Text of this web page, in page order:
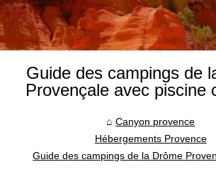
Guide des campings de
Provençale avec piscine
Canyon provence
Hébergements Provence
Guide des campings de la Drôme